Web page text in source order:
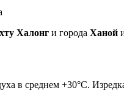
Халонг и города Ханой
в среднем +30°С.